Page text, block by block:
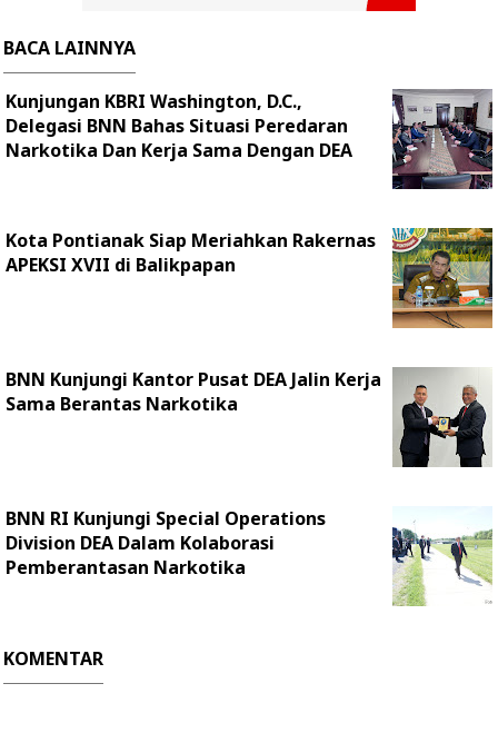
BACA LAINNYA
Kunjungan KBRI Washington, D.C.,
Delegasi BNN Bahas Situasi Peredaran
Narkotika Dan Kerja Sama Dengan DEA
Kota Pontianak Siap Meriahkan Rakernas
APEKSI XVII di Balikpapan
BNN Kunjungi Kantor Pusat DEA Jalin Kerja
Sama Berantas Narkotika
BNN RI Kunjungi Special Operations
Division DEA Dalam Kolaborasi
Pemberantasan Narkotika
KOMENTAR